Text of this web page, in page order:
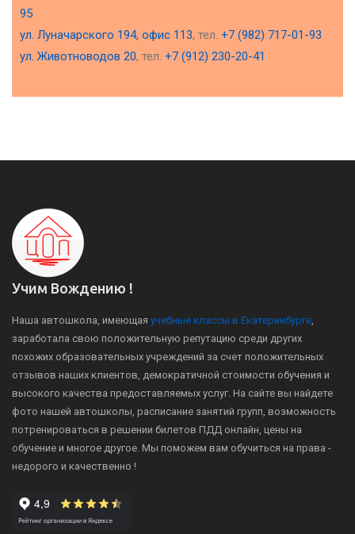
95
ул. Луначарского 194, офис 113, тел. +7 (982) 717-01-93
ул. Животноводов 20, тел. +7 (912) 230-20-41
Учим Вождению !
Наша автошкола, имеющая учебные классы в Екатеринбурге
заработала свою положительную репутацию среди других
похожих образовательных учреждений за счет положительных
отзывов наших клиентов, демократичной стоимости обучения и
высокого качества предоставляемых услуг. На сайте вы найдете
фото нашей автошколы, расписание занятий групп, возможность
потренироваться в решении билетов ПДД онлайн, цены на
обучение и многое другое. Мы поможем вам обучиться на права -
недорого и качественно !